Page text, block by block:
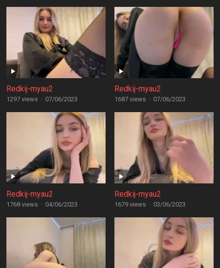
Redkij-myau2
1297 views · 07/06/2023
Redkij-myau2
1687 views · 07/06/2023
Redkij-myau2
1768 views · 04/06/2023
Redkij-myau2
1679 views · 03/06/2023